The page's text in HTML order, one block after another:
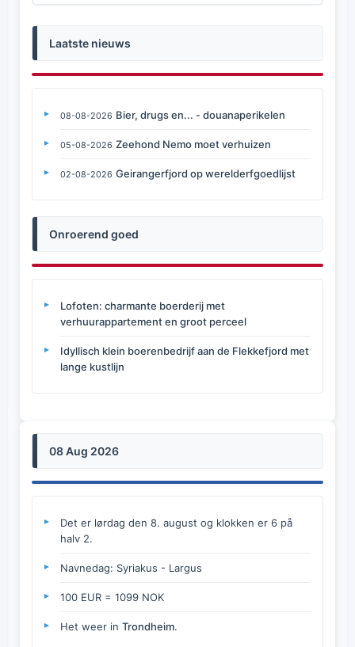
Laatste nieuws
08-08-2026 Bier, drugs en... - douanaperikelen
05-08-2026 Zeehond Nemo moet verhuizen
02-08-2026 Geirangerfjord op werelderfgoedlijst
Onroerend goed
Lofoten: charmante boerderij met
verhuurappartement en groot perceel
Idyllisch klein boerenbedrijf aan de Flekkefjord met
lange kustlijn
08 Aug 2026
Det er lørdag den 8. august og klokken er 6 på
halv 2.
Navnedag: Syriakus - Largus
100 EUR = 1099 NOK
Het weer in Trondheim.